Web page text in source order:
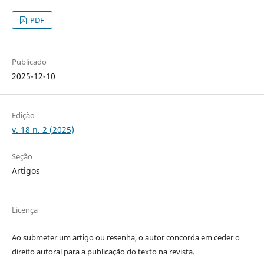
PDF
Publicado
2025-12-10
Edição
v. 18 n. 2 (2025)
Seção
Artigos
Licença
Ao submeter um artigo ou resenha, o autor concorda em ceder o
direito autoral para a publicação do texto na revista.